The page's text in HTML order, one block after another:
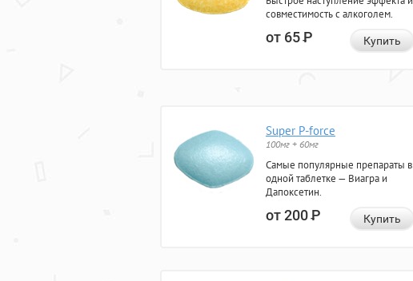
совместимость с алкоголем.
от 65Р Купить
Super P-force
100мг + 60мг
Самые популярные препараты в
одной таблетке — Виагра и
Дапоксетин.
от 200Р Купить